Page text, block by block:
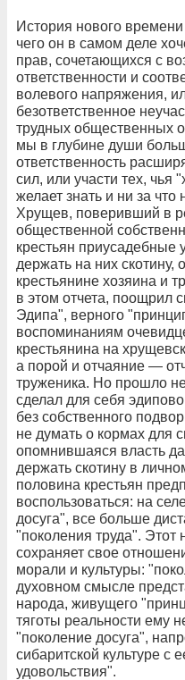
История нового
чего он в самом деле
прав, сочетающихся с
ответственности и
волевого напряжения,
безответственное
трудных общественных
мы в глубине души
ответственность
сил, или участи тех, чья
желает знать и ни за что
Хрущев, поверивший в
общественной
крестьян приусадебные
держать на них скотину,
крестьянине хозяина и
в этом отчета, поощрил
Эдипа", верного
воспоминаниям
крестьянина на
а порой и отчаяние —
труженика. Но прошло
сделал для себя
без собственного
не думать о кормах для
опомнившаяся власть
держать скотину в
половина крестьян
воспользоваться: на
досуга", все больше
"поколения труда".
сохраняет свое
морали и культуры:
духовном смысле
народа, живущего
тяготы реальности ему
"поколение досуга",
сибаритской культуре с
удовольствия".